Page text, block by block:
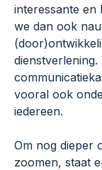
interessante en
we dan ook
vooral ook
iedereen.
Om nog dieper
zoomen, staat